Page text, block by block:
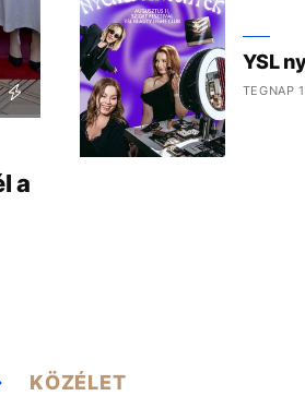
a
YSL
TEGNAP
KÖZÉLET